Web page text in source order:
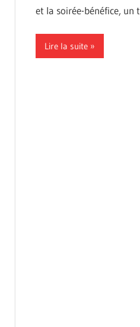
et la soirée-bénéfice,
Lire la suite